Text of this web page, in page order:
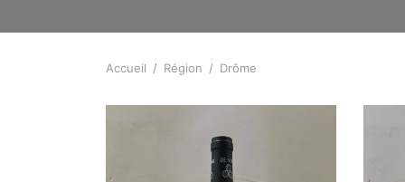
Accueil / Région / Drôme